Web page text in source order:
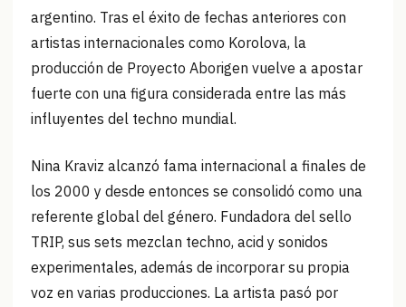
argentino. Tras el éxito de fechas anteriores con
artistas internacionales como Korolova, la
producción de Proyecto Aborigen vuelve a apostar
fuerte con una figura considerada entre las más
influyentes del techno mundial.
Nina Kraviz alcanzó fama internacional a finales de
los 2000 y desde entonces se consolidó como una
referente global del género. Fundadora del sello
TRIP, sus sets mezclan techno, acid y sonidos
experimentales, además de incorporar su propia
voz en varias producciones. La artista pasó por